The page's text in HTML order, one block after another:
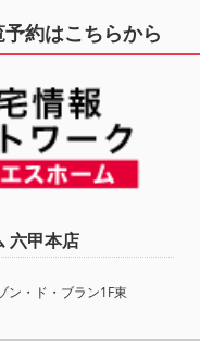
予約はこちらから
六甲本店
ン・ド・ブラン1F東